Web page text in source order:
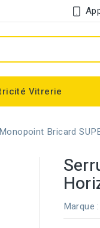
Vitrerie
Bricard
Marque :